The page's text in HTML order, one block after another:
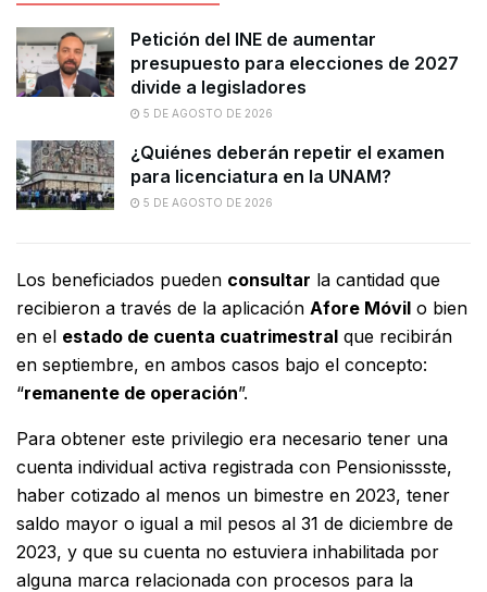
Petición del INE de aumentar
presupuesto para elecciones de 2027
divide a legisladores
5 DE AGOSTO DE 2026
¿Quiénes deberán repetir el examen
para licenciatura en la UNAM?
5 DE AGOSTO DE 2026
Los beneficiados pueden consultar la cantidad que
recibieron a través de la aplicación Afore Móvil o bien
en el estado de cuenta cuatrimestral que recibirán
en septiembre, en ambos casos bajo el concepto:
“remanente de operación”.
Para obtener este privilegio era necesario tener una
cuenta individual activa registrada con Pensionissste,
haber cotizado al menos un bimestre en 2023, tener
saldo mayor o igual a mil pesos al 31 de diciembre de
2023, y que su cuenta no estuviera inhabilitada por
alguna marca relacionada con procesos para la